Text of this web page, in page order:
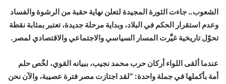
الشعوب.. جاءت الثورة المجيدة لتعلن نهاية حقبة من الرشوة والفساد
وعدم استقرار الحكم في البلاد، وبداية مرحلة جديدة، تعتبر بمثابة نقطة
تحوّل تاريخية غيَّرت المسار السياسي والاجتماعي والاقتصادي لمصر.
عندما ألقى اللواء أركان حرب محمد نجيب، ببيانه القوي، لخّص حلم
أمة بأكملها في جملة واحدة: “لقد اجتازت مصر فترة عصيبة، والآن نحن